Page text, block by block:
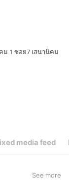
ม 1 ซอย7 เสนานิคม
media feed
See more